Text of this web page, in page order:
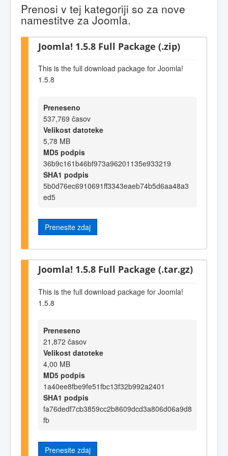
Prenosi v tej kategoriji so za nove
namestitve za Joomla.
Joomla! 1.5.8 Full Package (.zip)
This is the full download package for Joomla!
1.5.8
Preneseno
537,769 časov
Velikost datoteke
5,78 MB
MD5 podpis
36b9c161b46bf973a96201135e933219
SHA1 podpis
5b0d76ec6910691ff3343eaeb74b5d6aa48a3
ed5
Prenesite zdaj
Joomla! 1.5.8 Full Package (.tar.gz)
This is the full download package for Joomla!
1.5.8
Preneseno
21,872 časov
Velikost datoteke
4,00 MB
MD5 podpis
1a40ee8fbe9fe51fbc13f32b992a2401
SHA1 podpis
fa76dedf7cb3859cc2b8609dcd3a806d06a9d8
fb
Prenesite zdaj